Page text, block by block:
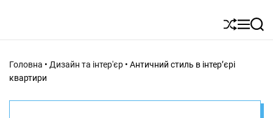
S
u
MS
Головна • Дизайн та інтер'єр • Античний стиль в інтер’єрі
квартири